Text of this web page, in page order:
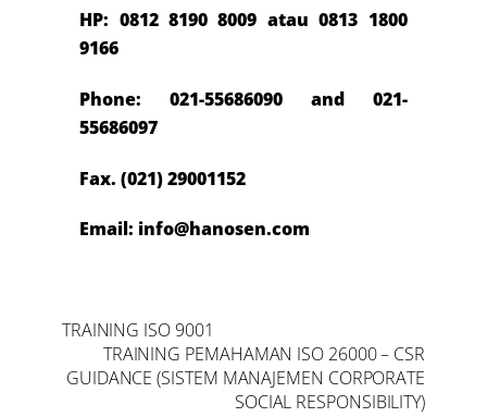
HP: 0812 8190 8009 atau 0813 1800
9166
Phone: 021-55686090 and 021-
55686097
Fax. (021) 29001152
Email: info@hanosen.com
TRAINING ISO 9001
TRAINING PEMAHAMAN ISO 26000 – CSR
GUIDANCE (SISTEM MANAJEMEN CORPORATE
SOCIAL RESPONSIBILITY)